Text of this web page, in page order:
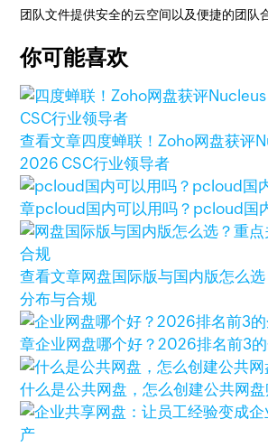
团队文件提供安全的云空间以及便捷的团队
你可能喜欢
查看文章四度蝉联！Zoho网盘获评
2026 CSC行业领导者
章pcloud国内可以用吗？pcloud国
查看文章网盘国际版与国内版怎么
分布与合规
章企业网盘哪个好？2026排名前3
什么是公共网盘，怎么创建公共网